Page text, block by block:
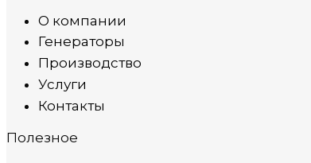
О компании
Генераторы
Производство
Услуги
Контакты
Полезное